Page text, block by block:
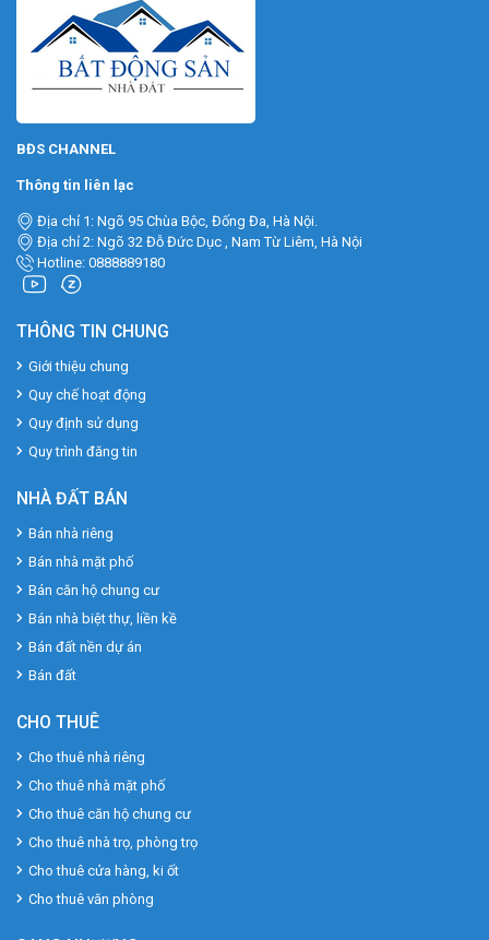
BĐS CHANNEL
Thông tin liên lạc
Địa chỉ 1: Ngõ 95 Chùa Bộc, Đống Đa, Hà Nội.
Địa chỉ 2: Ngõ 32 Đỗ Đức Dục , Nam Từ Liêm, Hà Nội
Hotline: 0888889180
THÔNG TIN CHUNG
Giới thiệu chung
Quy chế hoạt động
Quy định sử dụng
Quy trình đăng tin
NHÀ ĐẤT BÁN
Bán nhà riêng
Bán nhà mặt phố
Bán căn hộ chung cư
Bán nhà biệt thự, liền kề
Bán đất nền dự án
Bán đất
CHO THUÊ
Cho thuê nhà riêng
Cho thuê nhà mặt phố
Cho thuê căn hộ chung cư
Cho thuê nhà trọ, phòng trọ
Cho thuê cửa hàng, ki ốt
Cho thuê văn phòng